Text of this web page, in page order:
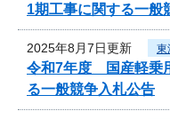
1期工事に関する一般
2025年8月7日更新 東
令和7年度 国産軽乗
る一般競争入札公告